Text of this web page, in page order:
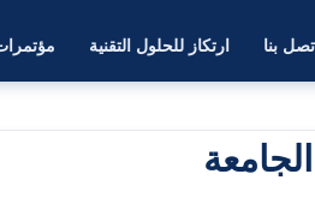
بنا ارتكاز للحلول التقنية